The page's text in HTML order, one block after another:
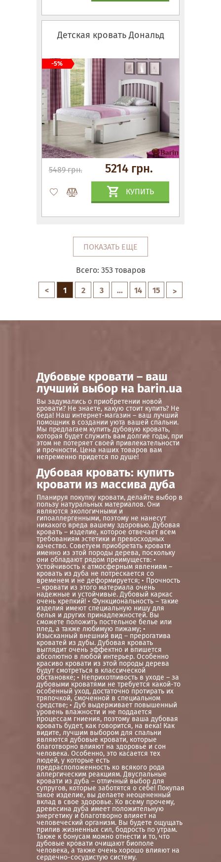
Детская кровать Дональд
5489 грн. 5214 грн.
КУПИТЬ
-5%
ПОКАЗАТЬ ЕЩЕ
Всего: 353 товаров
< 1 2 3 ... 14 15 >
Дубовые кровати – ваш
лучший выбор на barin.ua
Вы задумались о приобретении новой
кровати? Не знаете, какую стоит купить? Не
беда! Наш интернет-магазин – ваш лучший
помощник в создании уюта вашей спальни.
Мы предлагаем купить дубовую кровать,
которая будет служить вам долгие годы, при
этом не потеряет своей привлекательности
и прочности. Цена наших товаров вам
непременно придется по душе!
Дубовая кровать: купить
кровати из массива дуба
Планируя покупку кровати, делайте выбор в
пользу натуральных материалов. Они
являются экологичными и
гипоаллергенными, поэтому не нанесут
никакого вреда вашему здоровью. Дубовая
кровать – изделие, которое отвечает всем
требованиям эстетики и превосходных
качество. Советуем приобретать кровати
именно из этой породы дерева, поскольку
они обладают рядом преимуществ: •
Устойчивость к атмосферным явлениям –
кровать из дуба не потрескается со
временем и не деформируется; • Прочность
– кровати из этого материала очень
надежные и устойчивые. Дубовый каркас
очень крепкий! • Функциональность – такие
изделия имеют специальную нишу для
белья и других принадлежностей. Вы
сможете положить постельное белье или
плед, а также любимую пижаму; •
Изысканный внешний вид – прерогатива
кроватей из дубы. Дубовая кровать
выглядит очень эффектно и впишется
абсолютно в любой интерьер. Особенно
красиво кровати из этой породы дерева
будут смотреться в классической
обстановке; • Неприхотливость в уходе – за
дубовыми кроватями не требуется какой-то
особенный уход, достаточно протирать их
тряпочкой, смоченной в специальном
средстве; • Дуб выдерживает повышенный
уровень влажности и не поддается
процессам гниения, поэтому ваша дубовая
кровать будет, как говорится, на века! Как
видите, лучшим выбором для спальни
являются дубовые кровати, которые
благотворно влияют на здоровье и сон
человека. Особенно, это касается тех
людей, у которые есть
предрасположенность ко всякого рода
аллергическим реакциям. Двуспальные
кровати из дуба – отличный выбор для
супругов, которые заботятся о себе! Покупая
такое изделие, вы делаете неоцененный
вклад в свое здоровье. Ко всему прочему,
древесина дуба имеет положительную
энергетику и благотворно влияет на
человеческий организм. Вы будете ощущать
прилив жизненных сил, бодрость по утрам.
Также к бонусам можно отнести и то, что
дубовые кровати очищают биополе
человека, а также очень хорошо влияют на
сердечно-сосудистую систему.